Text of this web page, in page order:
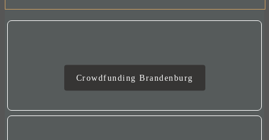
Crowdfunding
Crowdfunding Brandenburg